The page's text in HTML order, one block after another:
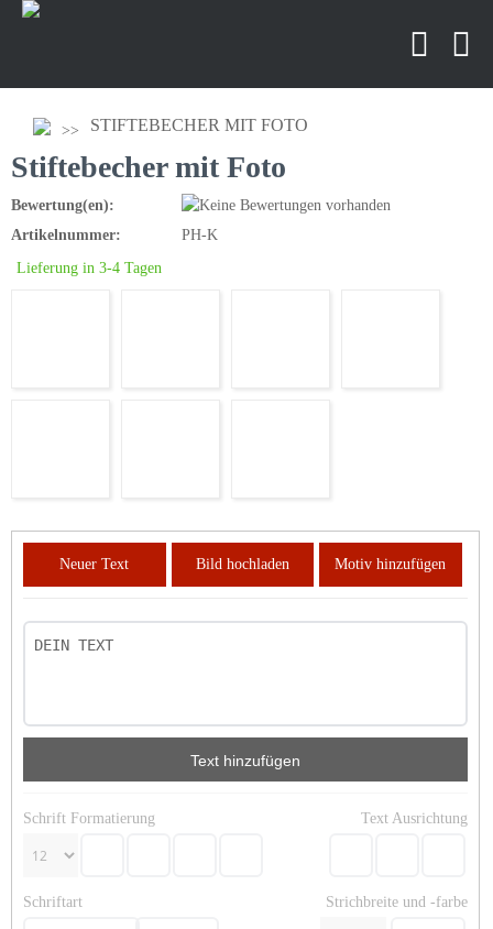
STIFTEBECHER MIT FOTO
Stiftebecher mit Foto
Bewertung(en):
Artikelnummer:
PH-K
Lieferung in 3-4 Tagen
Neuer Text Bild hochladen Motiv hinzufügen
Text hinzufügen
Schrift Formatierung Text Ausrichtung
Schriftart Strichbreite und -farbe